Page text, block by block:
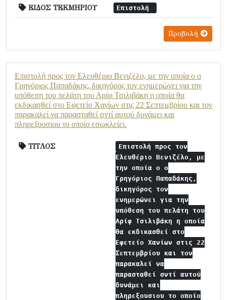
ΕΙΔΟΣ ΤΕΚΜΗΡΙΟΥ Επιστολή
Προβολή
Επιστολή προς τον Ελευθέριο Βενιζέλο, με την οποία ο ο
Γρηγόριος Παπαδάκης, δικηγόρος τον ενημερώνει για την
υπόθεση του πελάτη του Αρίφ Τσιλιβάκη η οποία θα
εκδικασθεί στο Εφετείο Χανίων στις 22 Σεπτεμβρίου και τον
παρακαλεί να παρασταθεί σντί αυτού δυνάμει και
πληρεξουσιου το οποίο εσωκλείει.
ΤΙΤΛΟΣ
Επιστολή προς τον
Ελευθέριο Βενιζέλο, με
την οποία ο ο
Γρηγόριος Παπαδάκης,
δικηγόρος τον
ενημερώνει για την
υπόθεση του πελάτη του
Αρίφ Τσιλιβάκη η οποία
θα εκδικασθεί στο
Εφετείο Χανίων στις 22
Σεπτεμβρίου και τον
παρακαλεί να
παρασταθεί σντί αυτού
δυνάμει και
πληρεξουσιου το οποίο